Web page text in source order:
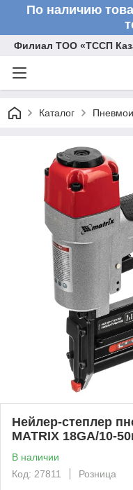
По наличию
Филиал ТОО «ТССП
Каталог
Нейлер-степлер
MATRIX 18GA/10-
В наличии
Код: 27811
Розница